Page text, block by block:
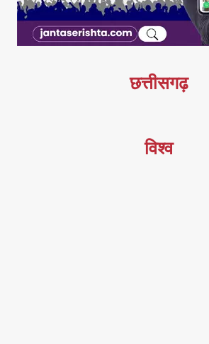
छत्तीसगढ़
विश्व